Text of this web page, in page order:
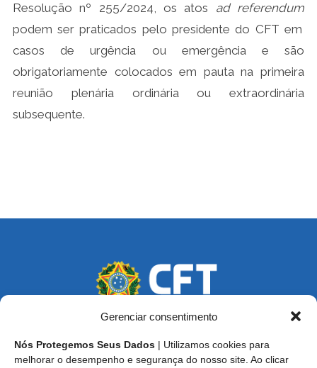
Gerenciar consentimento
Nós Protegemos Seus Dados | Utilizamos cookies para
melhorar o desempenho e segurança do nosso site. Ao clicar
Resolução nº 255/2024, os atos ad referendum
podem ser praticados pelo presidente do CFT em
casos de urgência ou emergência e são
obrigatoriamente colocados em pauta na primeira
reunião plenária ordinária ou extraordinária
subsequente.
Endereço: SCS, Quadra 02, Bloco D, Ed. Oscar Niemeyer,